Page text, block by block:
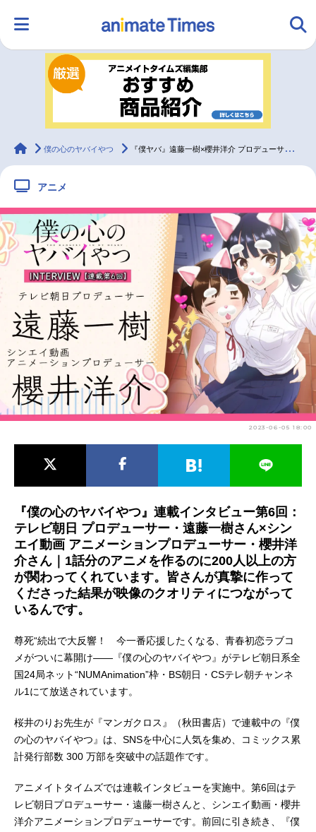
ランキング アニメ
ラジオ みんなの声
2.5次元 配信・Vtuber トレンド 無料マンガ
最新記事一覧
アニメ記事一覧 声優記事一覧
アニメ映画一覧 実写化映画一覧
春アニメ 夏アニメ
男性声優/女性声優一覧
animateTimes
僕の心のヤバイやつ 『僕ヤバ』遠藤一樹×櫻井洋介 プロデューサーインタビュー【連載第6回】
アニメ
2023-06-05 18:00
『僕の心のヤバイやつ』連載インタビュー第6回：
テレビ朝日 プロデューサー・遠藤一樹さん×シン
エイ動画 アニメーションプロデューサー・櫻井洋
介さん｜1話分のアニメを作るのに200人以上の方
が関わってくれています。皆さんが真摯に作って
くださった結果が映像のクオリティにつながって
いるんです。
尊死“続出で大反響！ 今一番応援したくなる、青春初恋ラブコ
メがついに幕開け――『僕の心のヤバイやつ』がテレビ朝日系全
国24局ネット“NUMAnimation”枠・BS朝日・CSテレ朝チャンネ
ル1にて放送されています。
桜井のりお先生が『マンガクロス』（秋田書店）で連載中の『僕
の心のヤバイやつ』は、SNSを中心に人気を集め、コミックス累
計発行部数 300 万部を突破中の話題作です。
アニメイトタイムズでは連載インタビューを実施中。第6回はテ
レビ朝日プロデューサー・遠藤一樹さんと、シンエイ動画・櫻井
洋介アニメーションプロデューサーです。前回に引き続き、『僕